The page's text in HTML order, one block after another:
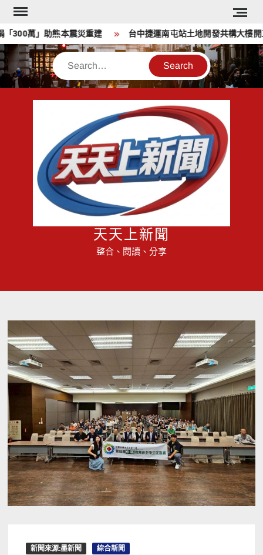
Skip
content
萬」助熊本震災重建 台中捷運南屯站土地開發共構大樓開工
Search
天天上新聞
整合、閱讀、分享
新聞來源:墨新聞 綜合新聞